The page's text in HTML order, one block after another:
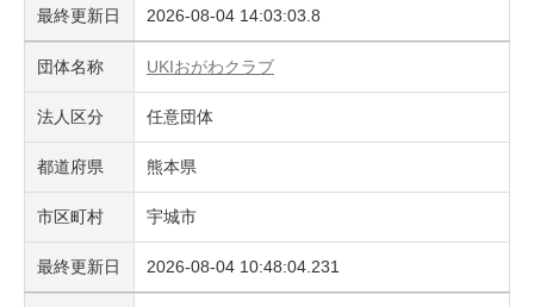
最終更新日 2026-08-04 14:03:03.8
団体名称 UKIおがわクラブ
法人区分 任意団体
都道府県 熊本県
市区町村 宇城市
最終更新日 2026-08-04 10:48:04.231